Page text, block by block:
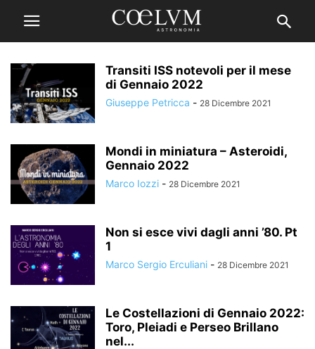
Transiti ISS notevoli per il mese
di Gennaio 2022
Giuseppe Petricca - 28 Dicembre 2021
Mondi in miniatura – Asteroidi,
Gennaio 2022
Marco Iozzi - 28 Dicembre 2021
Non si esce vivi dagli anni ’80. Pt
1
Marco Sergio Erculiani - 28 Dicembre 2021
Le Costellazioni di Gennaio 2022:
Toro, Pleiadi e Perseo Brillano
nel...